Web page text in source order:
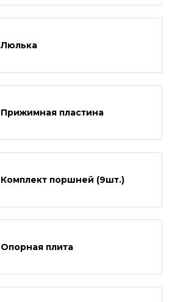
Люлька
Прижимная пластина
Комплект поршней (9шт.)
Опорная плита